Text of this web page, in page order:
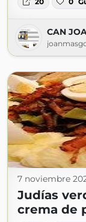
CAN
7 noviembre
Judías
crema de